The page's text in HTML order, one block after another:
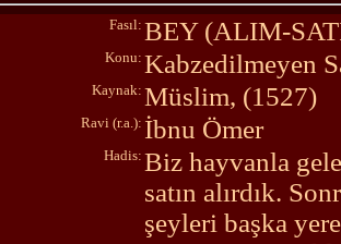
Fasıl: BEY (ALIM-
Konu: Kabzedilmeyen
Kaynak: Müslim, (1527)
Ravi (r.a.): İbnu Ömer
Hadis: Biz hayvanla
satın alırdık.
şeyleri başka